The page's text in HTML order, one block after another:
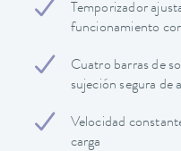
Temporizador
funcionamiento
Cuatro barras de
sujeción segura de
Velocidad
carga